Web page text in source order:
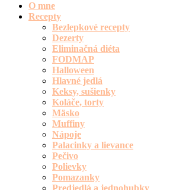
O mne
Recepty
Bezlepkové recepty
Dezerty
Eliminačná diéta
FODMAP
Halloween
Hlavné jedlá
Keksy, sušienky
Koláče, torty
Mäsko
Muffiny
Nápoje
Palacinky a lievance
Pečivo
Polievky
Pomazanky
Predjedlá a jednohubky